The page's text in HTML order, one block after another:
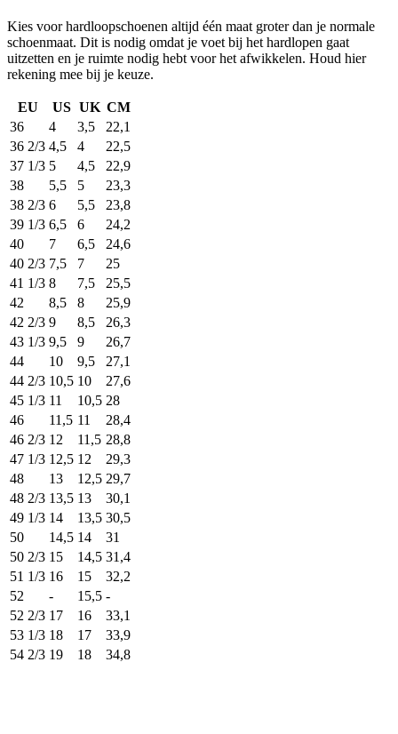
Kies voor hardloopschoenen altijd één maat groter dan je normale
schoenmaat. Dit is nodig omdat je voet bij het hardlopen gaat
uitzetten en je ruimte nodig hebt voor het afwikkelen. Houd hier
rekening mee bij je keuze.
EU US UK CM
36
4 3,5
22,1
36 2/3 4,5 4
22,5
37 1/3 5 4,5
22,9
38
5,5 5
23,3
38 2/3 6 5,5
23,8
39 1/3 6,5 6
24,2
40
7 6,5
24,6
40 2/3 7,5 7
25
41 1/3 8 7,5
25,5
42
8,5 8
25,9
42 2/3 9 8,5
26,3
43 1/3 9,5 9
26,7
44
10 9,5
27,1
44 2/3 10,5 10
27,6
45 1/3 11 10,5 28
46
11,5 11
28,4
46 2/3 12 11,5 28,8
47 1/3 12,5 12
29,3
48
13 12,5 29,7
48 2/3 13,5 13
30,1
49 1/3 14 13,5 30,5
50
14,5 14
31
50 2/3 15 14,5 31,4
51 1/3 16 15
32,2
52
- 15,5 -
52 2/3 17 16
33,1
53 1/3 18 17
33,9
54 2/3 19 18 34,8